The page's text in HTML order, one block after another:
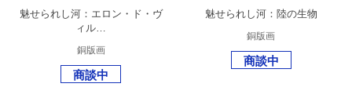
魅せられし河：エロン・ド・ヴ
ィル…
銅版画
商談中
魅せられし河：陸の生物
銅版画
商談中